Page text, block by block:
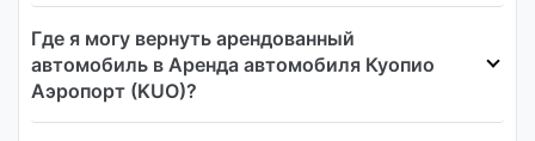
Где я могу вернуть арендованный
автомобиль в Аренда автомобиля Куопио
Аэропорт (KUO)?